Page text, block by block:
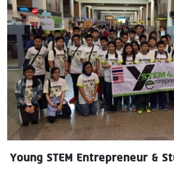
Young STEM Entrepreneur &